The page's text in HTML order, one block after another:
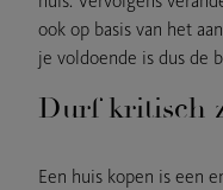
ook op basis van het
je voldoende is dus de
Durf kritisch
Een huis kopen is een